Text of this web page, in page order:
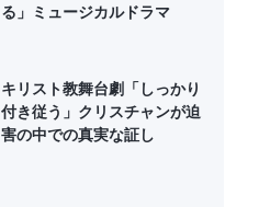
る」ミュージカルドラマ
キリスト教舞台劇「しっかり
付き従う」クリスチャンが迫
害の中での真実な証し